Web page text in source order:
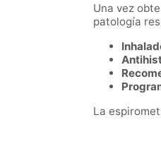
Una vez
patología
La